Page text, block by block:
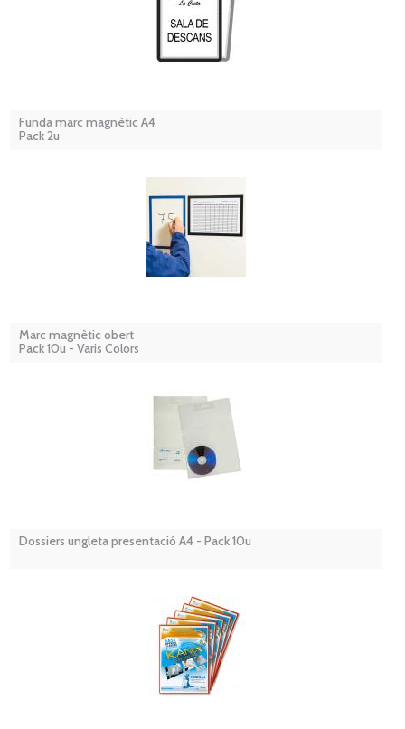
Funda marc magnètic A4
Pack 2u
Marc magnètic obert
Pack 10u - Varis Colors
Dossiers ungleta presentació A4 - Pack 10u